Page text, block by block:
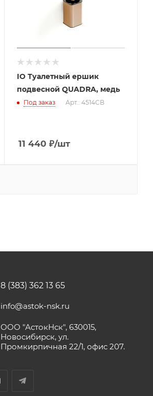
IO Туалетный ершик
подвесной QUADRA, медь
Под заказ Арт.: 4514CB
11 440 ₽/шт
8 (383) 362 13 65
info@astok-nsk.ru
ООО "АстокНск", 630015,
Новосибирск, ул.
Промкирпичная 22/1, офис 207.